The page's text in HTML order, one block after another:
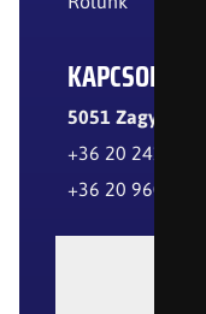
KAPCSOLAT
5051
+36 20 241 8299
+36 20 960 8977